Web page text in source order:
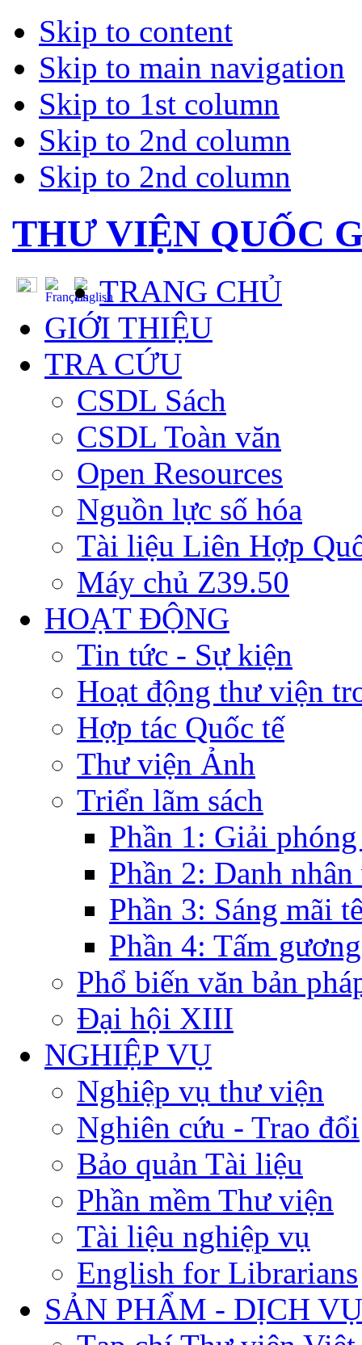
Skip to content
Skip to main navigation
Skip to 1st column
Skip to 2nd column
Skip to 2nd column
THƯ VIỆN QUỐC
TRANG CHỦ
GIỚI THIỆU
TRA CỨU
CSDL Sách
CSDL Toàn văn
Open Resources
Nguồn lực số hóa
Tài liệu Liên Hợp
Máy chủ Z39.50
HOẠT ĐỘNG
Tin tức - Sự kiện
Hoạt động thư viện
Hợp tác Quốc tế
Thư viện Ảnh
Triển lãm sách
Phần 1: Giải
Phần 2: Danh nhân
Phần 3: Sáng mãi
Phần 4: Tấm
Phổ biến văn bản
Đại hội XIII
NGHIỆP VỤ
Nghiệp vụ thư viện
Nghiên cứu - Trao đổi
Bảo quản Tài liệu
Phần mềm Thư viện
Tài liệu nghiệp vụ
English for Librarians
SẢN PHẨM - DỊCH VỤ